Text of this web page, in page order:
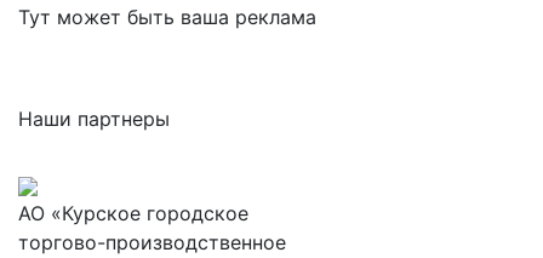
Тут может быть ваша реклама
Наши партнеры
АО «Курское городское
торгово-производственное